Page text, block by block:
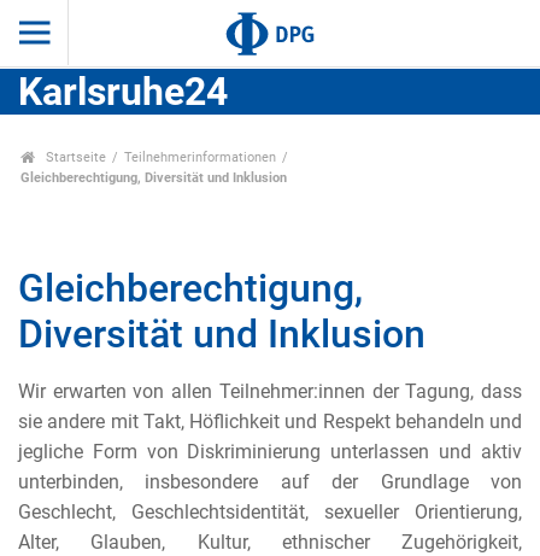
Karlsruhe24
Startseite
Teilnehmerinformationen
Gleichberechtigung, Diversität und Inklusion
Gleichberechtigung,
Diversität und Inklusion
Wir erwarten von allen Teilnehmer:innen der Tagung, dass
sie andere mit Takt, Höflichkeit und Respekt behandeln und
jegliche Form von Diskriminierung unterlassen und aktiv
unterbinden, insbesondere auf der Grundlage von
Geschlecht, Geschlechtsidentität, sexueller Orientierung,
Alter, Glauben, Kultur, ethnischer Zugehörigkeit,